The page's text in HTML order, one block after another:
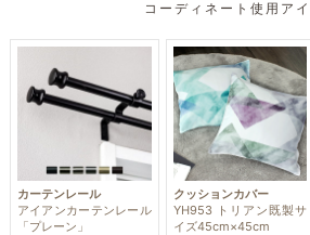
コーディネート使用ア
カーテンレール
アイアンカーテンレール
「プレーン」
クッションカバー
YH953 トリアン既製サ
イズ45cm×45cm